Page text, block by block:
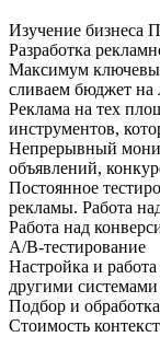
Изучение бизнеса
Разработка
Максимум
сливаем бюджет на
Реклама на тех
инструментов,
Непрерывный
объявлений,
Постоянное
рекламы. Работа
Работа над
A/B-тестирование
Настройка и
другими
Подбор и
Стоимость